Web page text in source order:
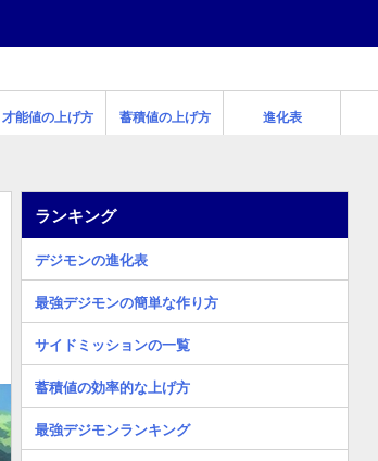
才能値の上げ方 蓄積値の上げ方 進化表
ランキング
デジモンの進化表
最強デジモンの簡単な作り方
サイドミッションの一覧
蓄積値の効率的な上げ方
最強デジモンランキング